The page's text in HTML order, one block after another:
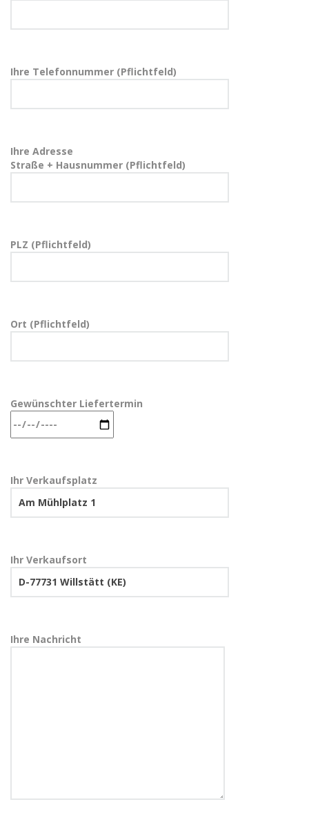
Ihre Telefonnummer (Pflichtfeld)
Ihre Adresse
Straße + Hausnummer (Pflichtfeld)
PLZ (Pflichtfeld)
Ort (Pflichtfeld)
Gewünschter Liefertermin
Ihr Verkaufsplatz
Ihr Verkaufsort
Ihre Nachricht